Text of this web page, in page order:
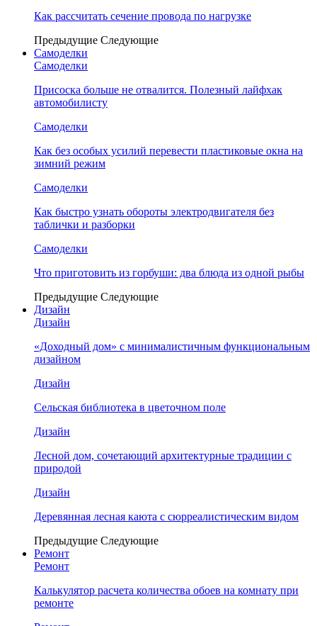
Как рассчитать сечение провода по нагрузке
Предыдущие Следующие
Самоделки
Самоделки
Присоска больше не отвалится. Полезный лайфхак
автомобилисту
Самоделки
Как без особых усилий перевести пластиковые окна на
зимний режим
Самоделки
Как быстро узнать обороты электродвигателя без
таблички и разборки
Самоделки
Что приготовить из горбуши: два блюда из одной рыбы
Предыдущие Следующие
Дизайн
Дизайн
«Доходный дом» с минималистичным функциональным
дизайном
Дизайн
Сельская библиотека в цветочном поле
Дизайн
Лесной дом, сочетающий архитектурные традиции с
природой
Дизайн
Деревянная лесная каюта с сюрреалистическим видом
Предыдущие Следующие
Ремонт
Ремонт
Калькулятор расчета количества обоев на комнату при
ремонте